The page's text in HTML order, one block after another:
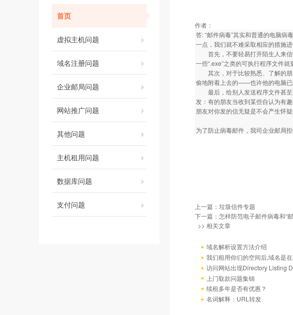
首页
虚拟主机问题
域名注册问题
企业邮局问题
网站推广问题
其他问题
主机租用问题
数据库问题
支付问题
作者：
答: “邮件病毒”其实和普通的电脑病
一点，我们就不难采取相应的措施进
首先，不要轻易打开陌生人来信
一些“.exe”之类的可执行程序文件就
其次，对于比较熟悉、了解的朋
偷地附着上去的——也许他的电脑已
最后，给别人发送程序文件甚至
发：有的朋友当收到某些自认为有
朋友对你发的信无疑是不会产生怀
为了防止病毒邮件，我司企业邮局
上一篇： 垃圾信件专题
下一篇： 怎样防范电子邮件病毒和“
>> 相关文章
域名解析设置方法介绍
我们租用你们的空间后,域名是
访问网站出现Directory Listing
上门取款问题集锦
续租多年是否有优惠？
名词解释：URL转发